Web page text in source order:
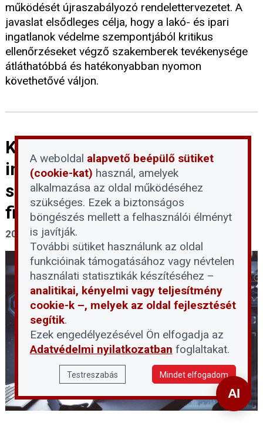
működését újraszabályozó rendelettervezetet. A
javaslat elsődleges célja, hogy a lakó- és ipari
ingatlanok védelme szempontjából kritikus
ellenőrzéseket végző szakemberek tevékenysége
átláthatóbbá és hatékonyabban nyomon
követhetővé váljon.
Kiszivároghatnak a belső
információk? – Az olcsó
szoftverért az adatainkkal
fizetünk
2026. június 12.
A weboldal alapvető beépülő sütiket
(cookie-kat) használ, amelyek
alkalmazása az oldal működéséhez
szükséges. Ezek a biztonságos
böngészés mellett a felhasználói élményt
is javítják.
További sütiket használunk az oldal
funkcióinak támogatásához vagy névtelen
használati statisztikák készítéséhez –
analitikai, kényelmi vagy teljesítmény
cookie-k –, melyek az oldal fejlesztését
segítik.
Ezek engedélyezésével Ön elfogadja az
Adatvédelmi nyilatkozatban foglaltakat.
Testreszabás Mindet elfogadom